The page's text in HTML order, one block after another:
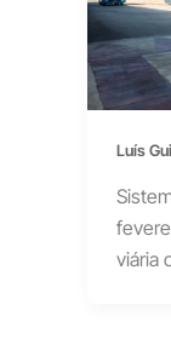
Luís
viária